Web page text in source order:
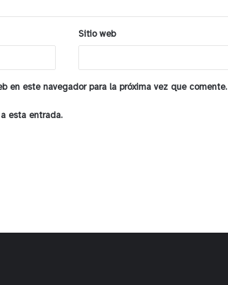
Sitio web
en este navegador para la próxima vez que comente.
esta entrada.